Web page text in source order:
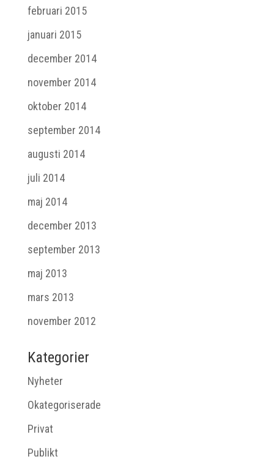
februari 2015
januari 2015
december 2014
november 2014
oktober 2014
september 2014
augusti 2014
juli 2014
maj 2014
december 2013
september 2013
maj 2013
mars 2013
november 2012
Kategorier
Nyheter
Okategoriserade
Privat
Publikt